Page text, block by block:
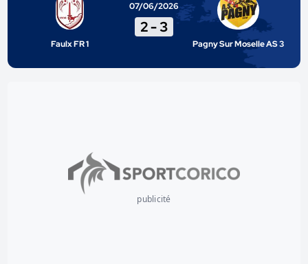
Faulx FR 1
07/06/2026
2-3
Pagny Sur Moselle AS 3
publicité